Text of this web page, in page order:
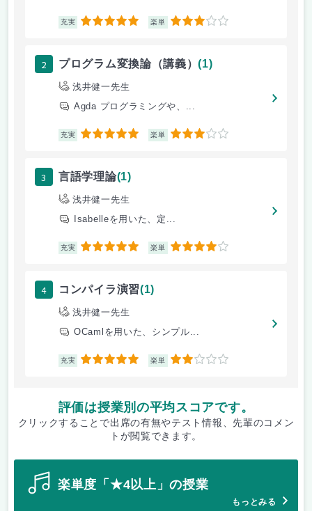
充実 5 楽単 3
2 プログラム変換論（講義）(1)
浅井健一先生
Agda プログラミングや、...
充実 5 楽単 3
3 言語学理論(1)
浅井健一先生
Isabelleを用いた、定...
充実 5 楽単 4
4 コンパイラ演習(1)
浅井健一先生
OCamlを用いた、シンプル...
充実 5 楽単 2
評価は授業別の平均スコアです。
クリックすることで出席の有無やテスト情報、先輩のコメン
トが閲覧できます。
楽単度「★4以上」の授業
もっとみる